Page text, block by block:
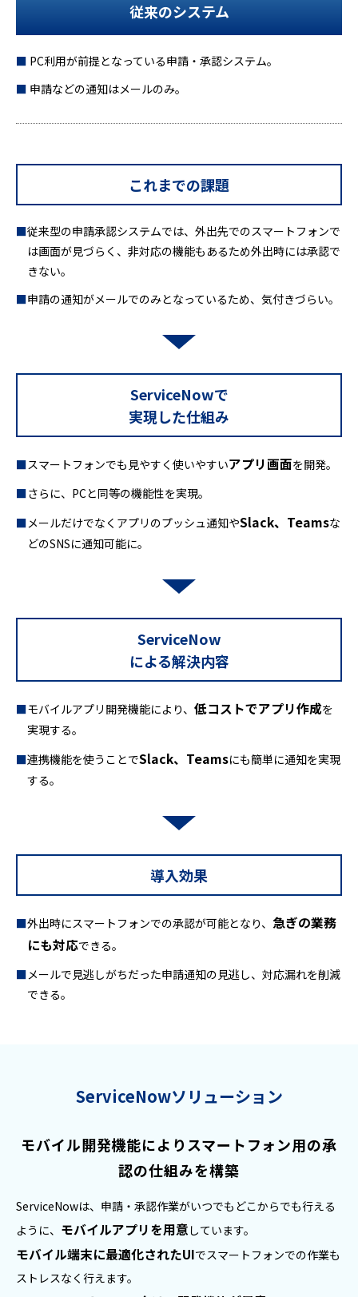
従来のシステム
PC利用が前提となっている申請・承認システム。
申請などの通知はメールのみ。
これまでの課題
従来型の申請承認システムでは、外出先でのスマートフォンで
は画面が見づらく、非対応の機能もあるため外出時には承認で
きない。
申請の通知がメールでのみとなっているため、気付きづらい。
ServiceNowで
実現した仕組み
スマートフォンでも見やすく使いやすいアプリ画面を開発。
さらに、PCと同等の機能性を実現。
メールだけでなくアプリのプッシュ通知やSlack、Teamsな
どのSNSに通知可能に。
ServiceNow
による解決内容
モバイルアプリ開発機能により、 低コストでアプリ作成を
実現する。
連携機能を使うことでSlack、Teamsにも簡単に通知を実現
する。
導入効果
外出時にスマートフォンでの承認が可能となり、 急ぎの業務
にも対応できる。
メールで見逃しがちだった申請通知の見逃し、対応漏れを削減
できる。
ServiceNowソリューション
モバイル開発機能によりスマートフォン用の承
認の仕組みを構築
ServiceNowは、申請・承認作業がいつでもどこからでも行える
ように、 モバイルアプリを用意 しています。
モバイル端末に最適化されたUIでスマートフォンでの作業も
ストレスなく行えます。